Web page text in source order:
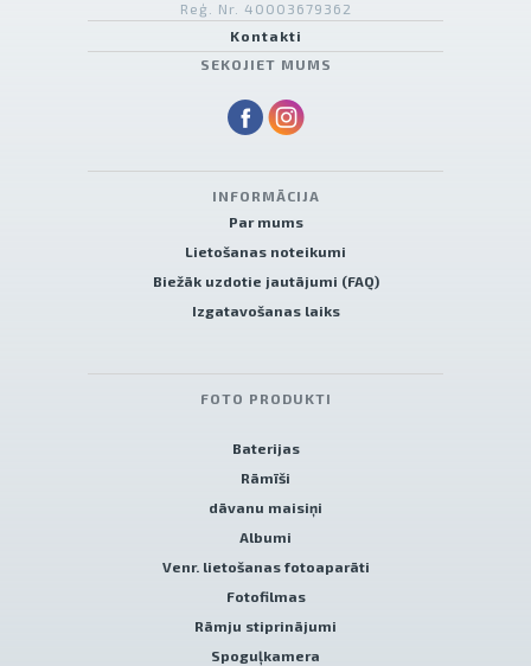
Reģ. Nr. 40003679362
Kontakti
SEKOJIET MUMS
INFORMĀCIJA
Par mums
Lietošanas noteikumi
Biežāk uzdotie jautājumi (FAQ)
Izgatavošanas laiks
FOTO PRODUKTI
Baterijas
Rāmīši
dāvanu maisiņi
Albumi
Venr. lietošanas fotoaparāti
Fotofilmas
Rāmju stiprinājumi
Spoguļkamera